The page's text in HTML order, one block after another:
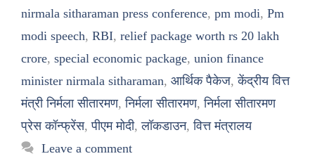
nirmala sitharaman press conference, pm modi, Pm
modi speech, RBI, relief package worth rs 20 lakh
crore, special economic package, union finance
minister nirmala sitharaman, आर्थिक पैकेज,केंद्रीय वित्त
मंत्री निर्मला सीतारमण,निर्मला सीतारमण,निर्मला सीतारमण
प्रेस कॉन्फ्रेंस,पीएम मोदी,लॉकडाउन,वित्त मंत्रालय
Leave a comment